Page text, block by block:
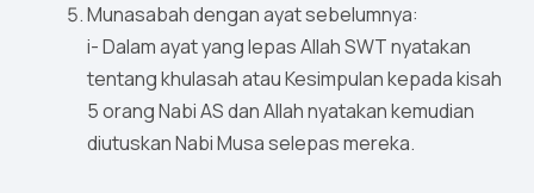
Munasabah dengan ayat sebelumnya:
i- Dalam ayat yang lepas Allah SWT nyatakan
tentang khulasah atau Kesimpulan kepada kisah
5 orang Nabi AS dan Allah nyatakan kemudian
diutuskan Nabi Musa selepas mereka.